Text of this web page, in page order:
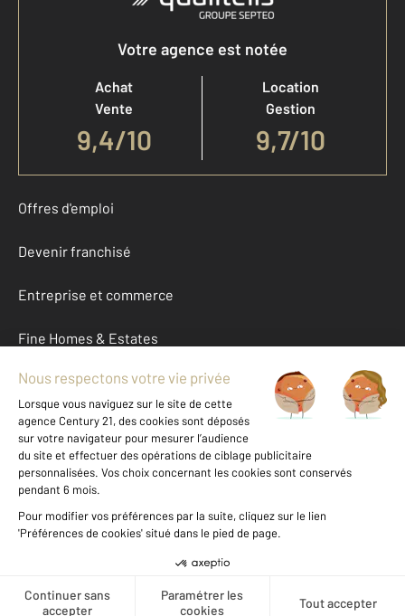
Votre agence est notée
Achat
Vente
9,4/10
Location
Gestion
9,7/10
Offres d'emploi
Devenir franchisé
Entreprise et commerce
Fine Homes & Estates
À propos
International
Nous contacter
Données personnelles
Gestionnaire des cookies